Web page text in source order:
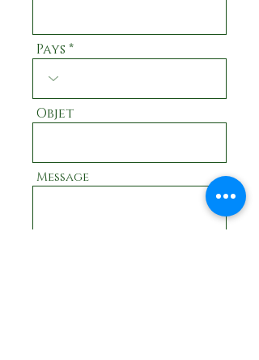
Pays
Objet
Message